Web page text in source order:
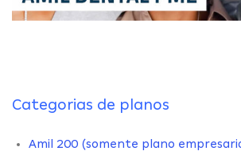
Categorias de planos
Amil 200 (somente plano